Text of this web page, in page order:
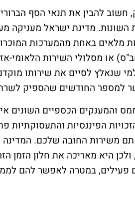
חשוב להבין את תנאי הסף
השונות. מדינת ישראל מעניקה
12 חודשי שירות מלאים באחת
או מסלולי השירות הלאומי-
שנאלץ לסיים את שירותו
למספר החודשים שהספיק
והמענקים הכספיים השונים
הפיננסיות
משירות החובה שלכם. המדינה
היא מאריכה את חלון הזמן
פעילים, במטרה לאפשר להם